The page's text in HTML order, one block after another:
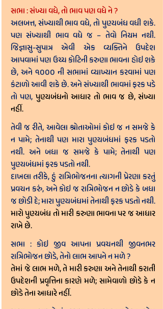
સભા : સંખ્યા વધે, તો ભાવ પણ વધે ને ?
અલબત્ત, સંખ્યાથી ભાવ વધે, તો પુણ્યબંધ વધી શકે.
પણ સંખ્યાથી ભાવ વધે જ – તેવો નિયમ નથી.
જિજ્ઞાસુ-સુપાત્ર એવી એક વ્યક્તિને ઉપદેશ
આપવામાં પણ ઉચ્ચ કોટિની કરુણા ભાવના હોઇ શકે
છે, અને ૧૦૦૦ ની સભામાં વ્યાખ્યાન કરવામાં પણ
કંટાળો આવી શકે છે. અને સંખ્યાથી ભાવમાં ફરક પડે
તો પણ, પુણ્યબંધનો આધાર તો ભાવ જ છે, સંખ્યા
નહીં.
તેવી જ રીતે, આવેલા શ્રોતાઓમાં કોઇ જ ન સમજે કે
ન પામે; તેનાથી પણ મારા પુણ્યબંધમાં ફરક પડતો
નથી. અને બધા જ સમજે કે પામે; તેનાથી પણ
પુણ્યબંધમાં ફરક પડતો નથી.
દાખલા તરીકે, હું રાત્રિભોજનના ત્યાગની પ્રેરણા કરતું
પ્રવચન કરું, અને કોઇ જ રાત્રિભોજન ન છોડે કે બધા
મારો પુણ્યબંધ તો મારી કરુણા ભાવના પર જ આધાર
રાખે છે.
સભા : કોઇ જીવ આપના પ્રવચનથી જીવનભર
રાત્રિભોજન છોડે, તેનો લાભ આપને ન મળે ?
તેમાં જે લાભ મળે, તે મારી કરુણા અને તેનાથી કરાતી
ઉપદેશની પ્રવૃત્તિના કારણે મળે; સામેવાળો છોડે કે ન
છોડે તેના આધારે નહીં.